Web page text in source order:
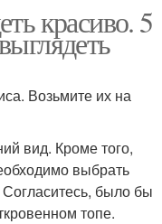
красиво. 5
Возьмите их на
вид. Кроме того,
выбрать
было бы
топе.